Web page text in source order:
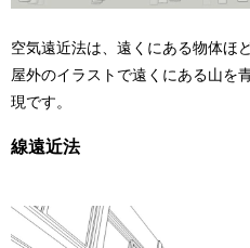
空気遠近法は、遠くにある物体ほ
屋外のイラストで遠くにある山を
現です。
線遠近法